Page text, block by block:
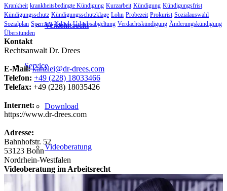
Verkehrsrecht
Service
Download
Videoberatung
Cloud-Kanzlei-Akte
Krankheit krankheitsbedingte Kündigung Kurzarbeit Kündigung Kündigungsfrist
Kündigungsschutz Kündigungsschutzklage Lohn Probezeit Prokurist Sozialauswahl
Sozialplan Sperrzeit Urlaub Urlaubsabgeltung Verdachtskündigung Änderungskündigung
Überstunden
Kontakt
Rechtsanwalt Dr. Drees
E-Mail:kanzlei@dr-drees.com
Telefon: +49 (228) 18033466
Telefax: +49 (228) 18035426
Internet:
https://www.dr-drees.com
Adresse:
Bahnhofstr. 52
53123 Bonn
Nordrhein-Westfalen
Videoberatung im Arbeitsrecht